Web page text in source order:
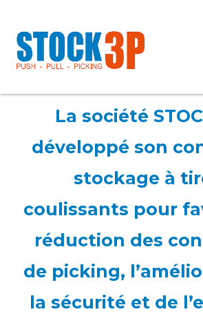
La société
développé son
stockage à
coulissants pour
réduction des
de picking,
la sécurité et de